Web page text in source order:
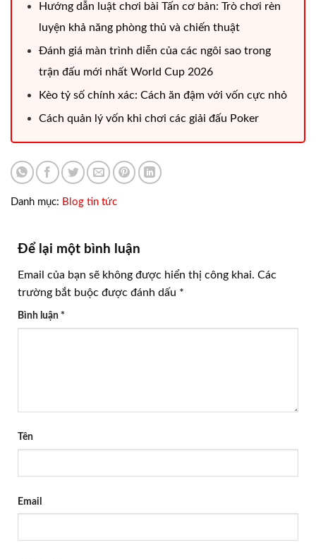
Hướng dẫn luật chơi bài Tấn cơ bản: Trò chơi rèn
luyện khả năng phòng thủ và chiến thuật
Đánh giá màn trình diễn của các ngôi sao trong
trận đấu mới nhất World Cup 2026
Kèo tỷ số chính xác: Cách ăn đậm với vốn cực nhỏ
Cách quản lý vốn khi chơi các giải đấu Poker
Danh mục: Blog tin tức
Để lại một bình luận
Email của bạn sẽ không được hiển thị công khai. Các
trường bắt buộc được đánh dấu *
Bình luận *
Tên
Email